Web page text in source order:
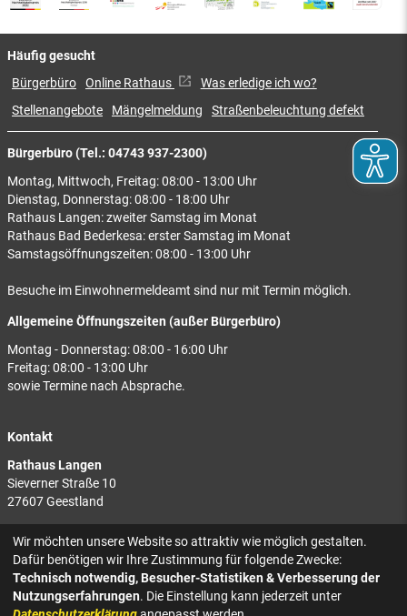
Bürgerbüro (Tel.: 04743 937-2300)
Montag, Mittwoch, Freitag: 08:00 - 13:00 Uhr
Dienstag, Donnerstag: 08:00 - 18:00 Uhr
Rathaus Langen: zweiter Samstag im Monat
Rathaus Bad Bederkesa: erster Samstag im Monat
Samstagsöffnungszeiten: 08:00 - 13:00 Uhr
Besuche im Einwohnermeldeamt sind nur mit Termin möglich.
Allgemeine Öffnungszeiten (außer Bürgerbüro)
Montag - Donnerstag: 08:00 - 16:00 Uhr
Freitag: 08:00 - 13:00 Uhr
sowie Termine nach Absprache.
Kontakt
Rathaus Langen
Sieverner Straße 10
27607 Geestland
Rathaus Bad Bederkesa
Am Markt 8
27624 Geestland
Tel.: 04743 937-2300
Häufig gesucht
Bürgerbüro Online Rathaus
Was erledige ich wo?
Stellenangebote
Mängelmeldung Straßenbeleuchtung defekt
Wir möchten unsere Website so attraktiv wie möglich gestalten.
Dafür benötigen wir Ihre Zustimmung für folgende Zwecke:
Technisch notwendig, Besucher-Statistiken & Verbesserung der
Nutzungserfahrungen. Die Einstellung kann jederzeit unter